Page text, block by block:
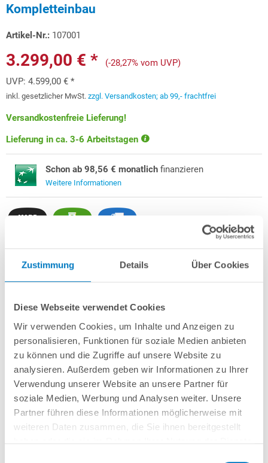
Zustimmung Details Über Cookies
Diese Webseite verwendet Cookies
Wir verwenden Cookies, um Inhalte und Anzeigen zu
personalisieren, Funktionen für soziale Medien anbieten
zu können und die Zugriffe auf unsere Website zu
analysieren. Außerdem geben wir Informationen zu Ihrer
Verwendung unserer Website an unsere Partner für
soziale Medien, Werbung und Analysen weiter. Unsere
Partner führen diese Informationen möglicherweise mit
weiteren Daten zusammen, die Sie ihnen bereitgestellt
Kompletteinbau
Artikel-Nr.: 107001
3.299,00 € *
(-28,27% vom UVP)
UVP: 4.599,00 € *
inkl. gesetzlicher MwSt. zzgl. Versandkosten; ab 99,- frachtfrei
Versandkostenfreie Lieferung!
Lieferung in ca. 3-6 Arbeitstagen
Schon ab 98,56 € monatlich finanzieren
Weitere Informationen
RundbeckenPOOLSANA Made in Germany - bestehend aus1 mm
Bodenschienen aus Kunststoff.
Als PROFI-Setinkl.:
POOLSANA UV-C Entkeimungsgerät 75 W : Reduziert den
Wasserpflegebedarf deutlich!
Unterlegvlies 500 g/m²
Einbauskimmer und Einlaufdüse
SandfilteranlagePOOLSANAPRO PRIME 500 / SPECK PP 9( Made in